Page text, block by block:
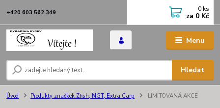
Menu
Hledat
+420 603 562 349 0 ks
za 0 Kč
Úvod Produkty značkek Zfish, NGT, Extra Carp LIMITOVANÁ AKCE